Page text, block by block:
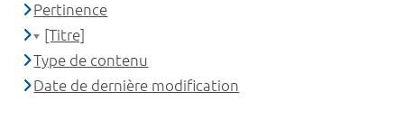
Pertinence
[Titre]
Type de contenu
Date de dernière modification